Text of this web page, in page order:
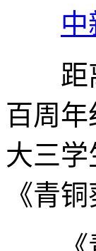
中
距离
百周
大三
《青